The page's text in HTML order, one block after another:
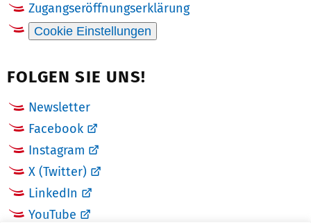
Zugangseröffnungserklärung
Cookie Einstellungen
FOLGEN SIE UNS!
Newsletter
Facebook
Instagram
X (Twitter)
LinkedIn
YouTube